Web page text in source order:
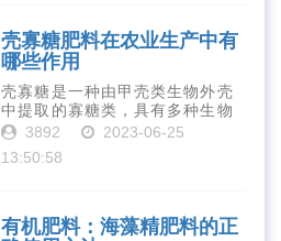
壳寡糖肥料在农业生产中有
哪些作用
壳寡糖是一种由甲壳类生物外壳
中提取的寡糖类，具有多种生物
活性和营养价值。在农业生产
是作为一种新型的有机肥料，壳
3892
2023-06-25
13:50:58
有机肥料：海藻精肥料的正